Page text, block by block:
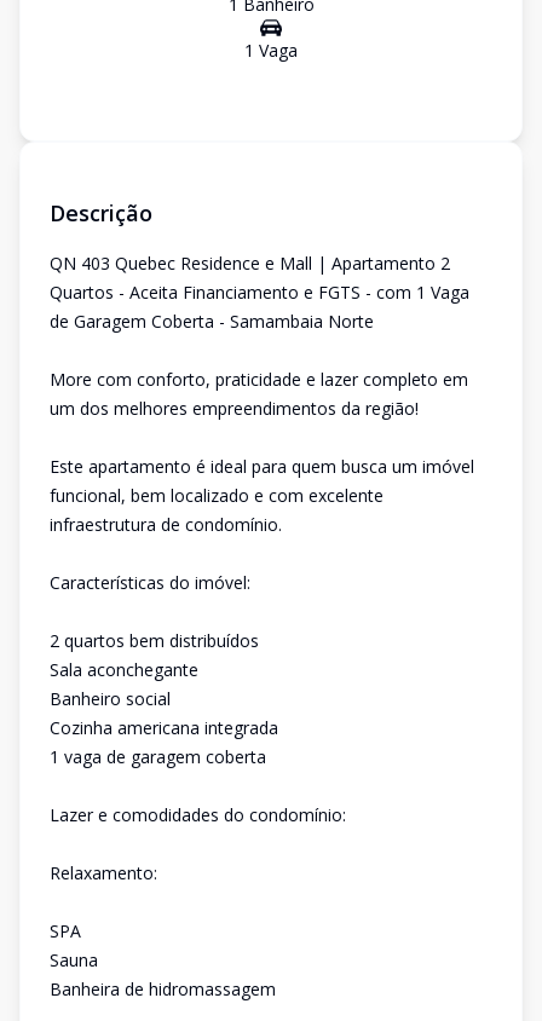
1 Vaga
Descrição
QN 403 Quebec Residence e Mall | Apartamento 2
Quartos - Aceita Financiamento e FGTS - com 1 Vaga
de Garagem Coberta - Samambaia Norte
More com conforto, praticidade e lazer completo em
um dos melhores empreendimentos da região!
Este apartamento é ideal para quem busca um imóvel
funcional, bem localizado e com excelente
infraestrutura de condomínio.
Características do imóvel:
2 quartos bem distribuídos
Sala aconchegante
Banheiro social
Cozinha americana integrada
1 vaga de garagem coberta
Lazer e comodidades do condomínio:
Relaxamento:
SPA
Sauna
Banheira de hidromassagem